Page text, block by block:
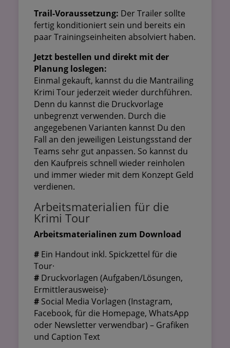
Trail-Voraussetzung: Der Trailer sollte
fertig konditioniert sein und bereits ein
paar Trainingseinheiten absolviert haben.
Jetzt bestellen und direkt mit der
Planung loslegen:
Einmal gekauft, kannst du die Mantrailing
Krimi Tour jederzeit wieder durchführen.
Denn du kannst die Druckvorlage
unbegrenzt verwenden. Durch die
angegebenen Varianten kannst Du den
Fall an den jeweiligen Leistungsstand der
Teams sehr gut anpassen. So kannst du
den Kaufpreis schnell wieder reinholen
und immer wieder mit dem Konzept Geld
verdienen.
Arbeitsmaterialien für die
Krimi Tour
Arbeitsmaterialinen zum Download
# Ein Handout inkl. Spickzettel für die
Tour·
# Druckvorlagen (Aufgaben/Lösungen,
Ermittlerausweise)·
# Social Media Vorlagen (Instagram,
Facebook, für die Homepage, WhatsApp
oder Newsletter verwendbar) – Grafiken
und Caption Text